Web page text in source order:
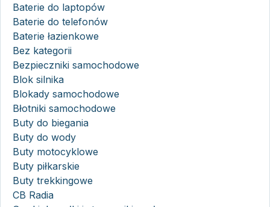
Baterie do laptopów
Baterie do telefonów
Baterie łazienkowe
Bez kategorii
Bezpieczniki samochodowe
Blok silnika
Blokady samochodowe
Błotniki samochodowe
Buty do biegania
Buty do wody
Buty motocyklowe
Buty piłkarskie
Buty trekkingowe
CB Radia